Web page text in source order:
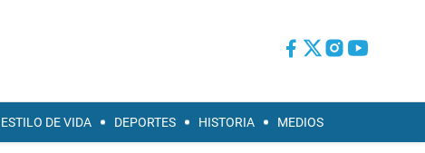
ESTILO DE VIDA DEPORTES HISTORIA MEDIOS